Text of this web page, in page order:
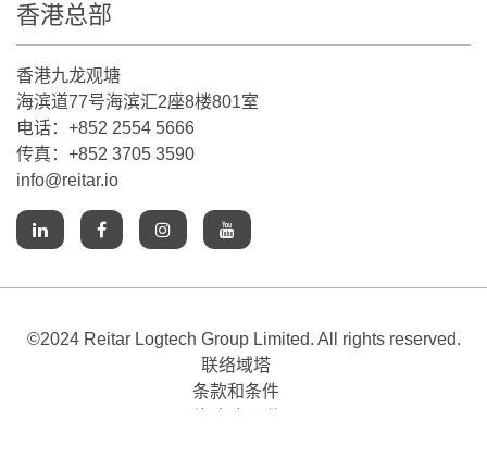
香港总部
香港九龙观塘
海滨道77号海滨汇2座8楼801室
电话：+852 2554 5666
传真：+852 3705 3590
info@reitar.io
©2024 Reitar Logtech Group Limited. All rights reserved.
联络域塔
条款和条件